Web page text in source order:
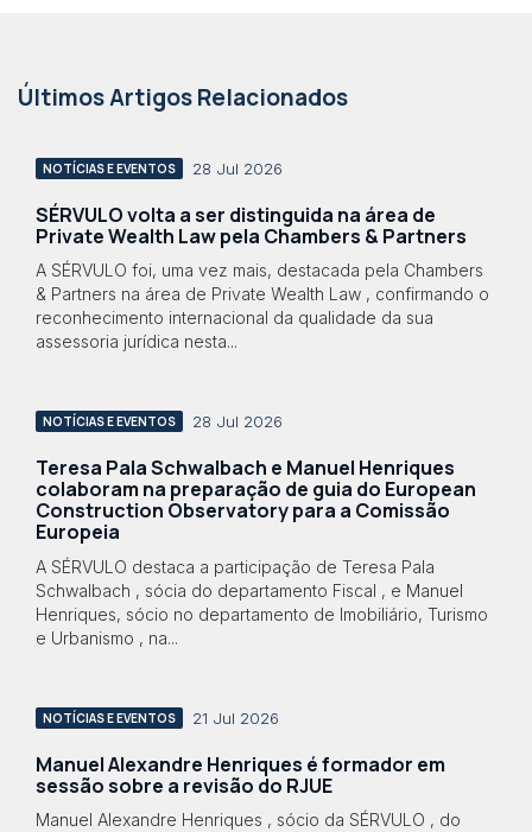
Últimos Artigos Relacionados
NOTÍCIAS E EVENTOS 28 Jul 2026
SÉRVULO volta a ser distinguida na área de
Private Wealth Law pela Chambers & Partners
A SÉRVULO foi, uma vez mais, destacada pela Chambers
& Partners na área de Private Wealth Law , confirmando o
reconhecimento internacional da qualidade da sua
assessoria jurídica nesta...
NOTÍCIAS E EVENTOS 28 Jul 2026
Teresa Pala Schwalbach e Manuel Henriques
colaboram na preparação de guia do European
Construction Observatory para a Comissão
Europeia
A SÉRVULO destaca a participação de Teresa Pala
Schwalbach , sócia do departamento Fiscal , e Manuel
Henriques, sócio no departamento de Imobiliário, Turismo
e Urbanismo , na...
NOTÍCIAS E EVENTOS 21 Jul 2026
Manuel Alexandre Henriques é formador em
sessão sobre a revisão do RJUE
Manuel Alexandre Henriques , sócio da SÉRVULO , do